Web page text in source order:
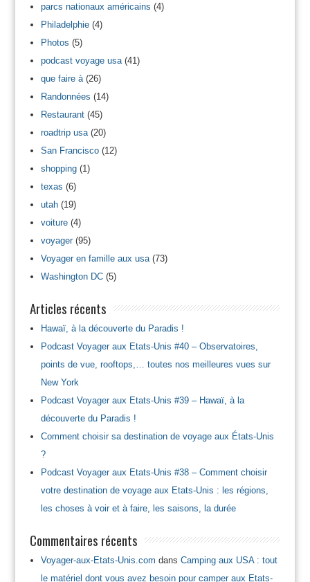
parcs nationaux américains (4)
Philadelphie(4)
Photos (5)
podcast voyage usa(41)
que faire à(26)
Randonnées (14)
Restaurant(45)
roadtrip usa(20)
San Francisco(12)
shopping(1)
texas (6)
utah(19)
voiture(4)
voyager(95)
Voyager en famille aux usa(73)
Washington DC(5)
Articles récents
Hawaï, à la découverte du Paradis !
Podcast Voyager aux Etats-Unis #40 – Observatoires,
points de vue, rooftops,… toutes nos meilleures vues sur
New York
Podcast Voyager aux Etats-Unis #39 – Hawaï, à la
découverte du Paradis !
Comment choisir sa destination de voyage aux États-Unis
?
Podcast Voyager aux Etats-Unis #38 – Comment choisir
votre destination de voyage aux Etats-Unis : les régions,
les choses à voir et à faire, les saisons, la durée
Commentaires récents
Voyager-aux-Etats-Unis.com dans Camping aux USA : tout
le matériel dont vous avez besoin pour camper aux Etats-